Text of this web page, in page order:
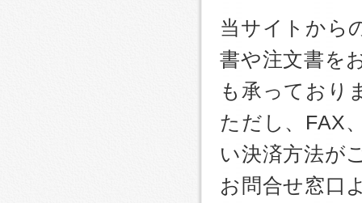
当サイトから
書や注文書を
も承っており
ただし、FAX
い決済方法が
お問合せ窓口